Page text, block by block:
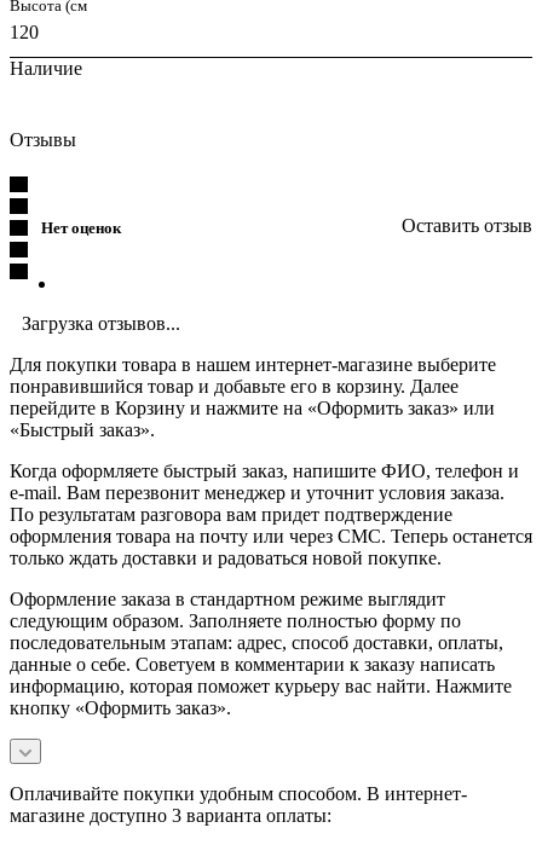
Высота (см
120
Наличие
Отзывы
Нет оценок Оставить отзыв
Загрузка отзывов...
Для покупки товара в нашем интернет-магазине выберите
понравившийся товар и добавьте его в корзину. Далее
перейдите в Корзину и нажмите на «Оформить заказ» или
«Быстрый заказ».
Когда оформляете быстрый заказ, напишите ФИО, телефон и
e-mail. Вам перезвонит менеджер и уточнит условия заказа.
По результатам разговора вам придет подтверждение
оформления товара на почту или через СМС. Теперь останется
только ждать доставки и радоваться новой покупке.
Оформление заказа в стандартном режиме выглядит
следующим образом. Заполняете полностью форму по
последовательным этапам: адрес, способ доставки, оплаты,
данные о себе. Советуем в комментарии к заказу написать
информацию, которая поможет курьеру вас найти. Нажмите
кнопку «Оформить заказ».
Оплачивайте покупки удобным способом. В интернет-
магазине доступно 3 варианта оплаты: